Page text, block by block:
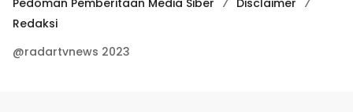
Redaksi
@radartvnews 2023